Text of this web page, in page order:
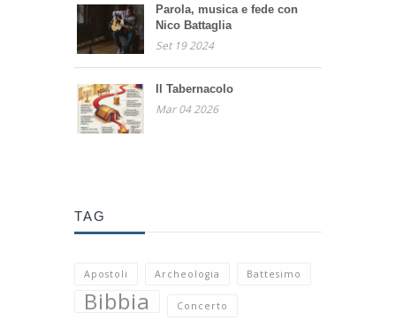
Parola, musica e fede con
Nico Battaglia
Set 19 2024
Il Tabernacolo
Mar 04 2026
TAG
Apostoli Archeologia Battesimo
Bibbia Concerto